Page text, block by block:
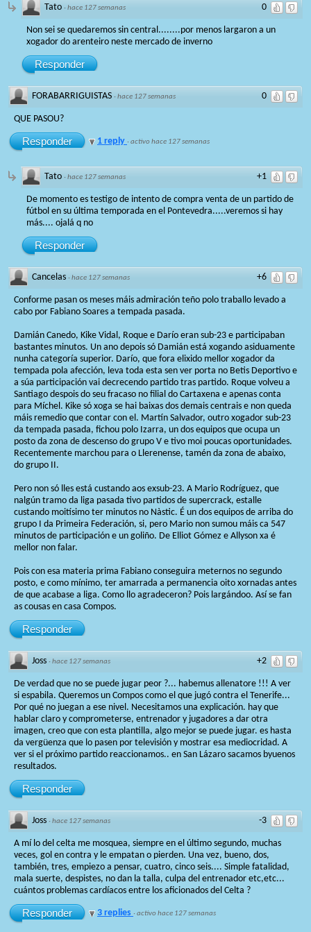
0
Tato ·hace 127 semanas
Non sei se quedaremos sin central........por menos largaron a un
xogador do arenteiro neste mercado de inverno
Responder
0
FORABARRIGUISTAS ·hace 127 semanas
QUE PASOU?
Responder 1 reply ·activo hace 127 semanas
+1
Tato ·hace 127 semanas
De momento es testigo de intento de compra venta de un partido de
fútbol en su última temporada en el Pontevedra.....veremos si hay
más.... ojalá q no
Responder
+6
Cancelas ·hace 127 semanas
Conforme pasan os meses máis admiración teño polo traballo levado a
cabo por Fabiano Soares a tempada pasada.
Damián Canedo, Kike Vidal, Roque e Darío eran sub-23 e participaban
bastantes minutos. Un ano depois só Damián está xogando asiduamente
nunha categoría superior. Darío, que fora elixido mellor xogador da
tempada pola afección, leva toda esta sen ver porta no Betis Deportivo e
a súa participación vai decrecendo partido tras partido. Roque volveu a
Santiago despois do seu fracaso no filial do Cartaxena e apenas conta
para Míchel. Kike só xoga se hai baixas dos demais centrais e non queda
máis remedio que contar con el. Martín Salvador, outro xogador sub-23
da tempada pasada, fichou polo Izarra, un dos equipos que ocupa un
posto da zona de descenso do grupo V e tivo moi poucas oportunidades.
Recentemente marchou para o Llerenense, tamén da zona de abaixo,
do grupo II.
Pero non só lles está custando aos exsub-23. A Mario Rodríguez, que
nalgún tramo da liga pasada tivo partidos de supercrack, estalle
custando moitísimo ter minutos no Nàstic. É un dos equipos de arriba do
grupo I da Primeira Federación, si, pero Mario non sumou máis ca 547
minutos de participación e un goliño. De Elliot Gómez e Allyson xa é
mellor non falar.
Pois con esa materia prima Fabiano conseguira meternos no segundo
posto, e como mínimo, ter amarrada a permanencia oito xornadas antes
de que acabase a liga. Como llo agradeceron? Pois largándoo. Así se fan
as cousas en casa Compos.
Responder
+2
Joss ·hace 127 semanas
De verdad que no se puede jugar peor ?... habemus allenatore !!! A ver
si espabila. Queremos un Compos como el que jugó contra el Tenerife...
Por qué no juegan a ese nivel. Necesitamos una explicación. hay que
hablar claro y comprometerse, entrenador y jugadores a dar otra
imagen, creo que con esta plantilla, algo mejor se puede jugar. es hasta
da vergüenza que lo pasen por televisión y mostrar esa mediocridad. A
ver si el próximo partido reaccionamos.. en San Lázaro sacamos byuenos
resultados.
Responder
-3
Joss ·hace 127 semanas
A mí lo del celta me mosquea, siempre en el último segundo, muchas
veces, gol en contra y le empatan o pierden. Una vez, bueno, dos,
también, tres, empiezo a pensar, cuatro, cinco seis.... Simple fatalidad,
mala suerte, despistes, no dan la talla, culpa del entrenador etc,etc...
cuántos problemas cardíacos entre los aficionados del Celta ?
Responder 3 replies ·activo hace 127 semanas